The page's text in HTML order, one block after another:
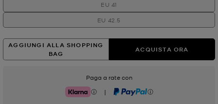
EU 41
EU 42.5
AGGIUNGI ALLA SHOPPING
BAG
ACQUISTA ORA
Paga a rate con
Klarna | PayPal